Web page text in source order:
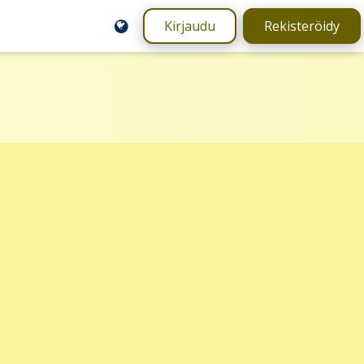
Kirjaudu Rekisteröidy